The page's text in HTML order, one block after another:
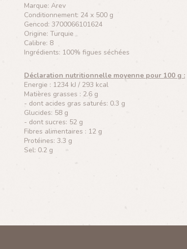
Marque: Arev
Conditionnement: 24 x 500 g
Gencod: 3700066101624
Origine: Turquie
Calibre: 8
Ingrédients: 100% figues séchées
Déclaration nutritionnelle moyenne pour 100 g :
Energie : 1234 kJ / 293 kcal
Matières grasses : 2.6 g
- dont acides gras saturés: 0.3 g
Glucides: 58 g
- dont sucres: 52 g
Fibres alimentaires : 12 g
Protéines: 3.3 g
Sel: 0.2 g